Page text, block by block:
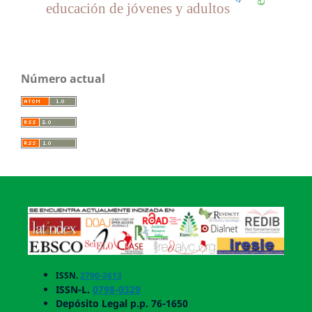
educación de jóvenes y adultos
Número actual
ISSN.2790-3613
ISSN-L. 0798-0329
Depósito Legal p.p. 76-1650